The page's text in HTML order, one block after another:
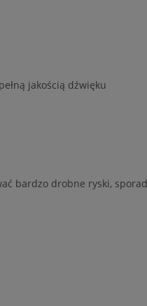
jakością dźwięku
bardzo drobne ryski,